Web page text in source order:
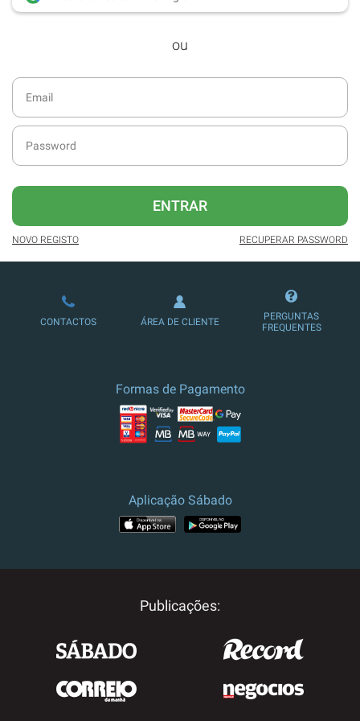
desde dezembro de 2016.
Acesso ao formato digital da SÁBADO
SÁBADO.
diário da atualidade.
publicidade reduzida e não invasiva
no site.
Possibilidade de ler e/ou ouvir artigos.
Ofertas e descontos em produtos,
serviços, eventos desportivos e
ou
ENTRAR
NOVO REGISTO RECUPERAR PASSWORD
CONTACTOS ÁREA DE CLIENTE
PERGUNTAS
FREQUENTES
Formas de Pagamento
Aplicação Sábado
Publicações: